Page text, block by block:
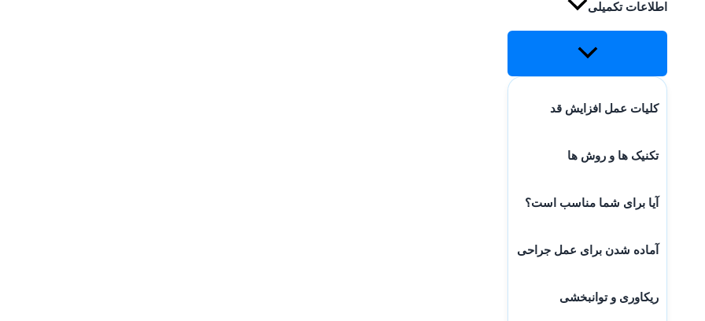
اطلاعات تکمیلی
کلیات عمل افزایش قد
تکنیک ها و روش ها
آیا برای شما مناسب است؟
آماده شدن برای عمل جراحی
ریکاوری و توانبخشی